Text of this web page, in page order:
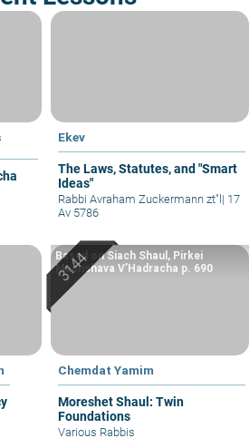
Ekev
The Laws, Statutes, and "Smart
Ideas"
Rabbi Avraham Zuckermann zt"l | 17
Av 5786
Chemdat Yamim
Moreshet Shaul: Twin
Foundations
Based on Siach Shaul, Pirkei
Machshava V’Hadracha p. 690
Various Rabbis